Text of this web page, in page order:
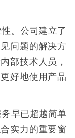
。公司建立了
问题的解决方
部技术人员，
好地使用产品
早已超越简单
实力的重要窗